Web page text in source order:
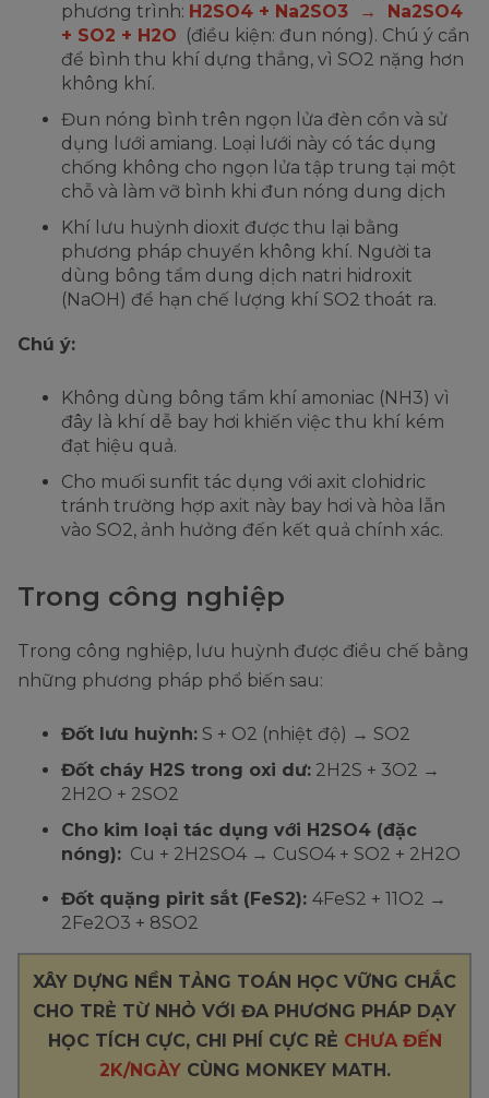
phương trình: H2SO4 + Na2SO3 → Na2SO4
+ SO2 + H2O (điều kiện: đun nóng). Chú ý cần
để bình thu khí dựng thẳng, vì SO2 nặng hơn
không khí.
Đun nóng bình trên ngọn lửa đèn cồn và sử
dụng lưới amiang. Loại lưới này có tác dụng
chống không cho ngọn lửa tập trung tại một
chỗ và làm vỡ bình khi đun nóng dung dịch
Khí lưu huỳnh dioxit được thu lại bằng
phương pháp chuyển không khí. Người ta
dùng bông tẩm dung dịch natri hidroxit
(NaOH) để hạn chế lượng khí SO2 thoát ra.
Chú ý:
Không dùng bông tẩm khí amoniac (NH3) vì
đây là khí dễ bay hơi khiến việc thu khí kém
đạt hiệu quả.
Cho muối sunfit tác dụng với axit clohidric
tránh trường hợp axit này bay hơi và hòa lẫn
vào SO2, ảnh hưởng đến kết quả chính xác.
Trong công nghiệp
Trong công nghiệp, lưu huỳnh được điều chế bằng
những phương pháp phổ biến sau:
Đốt lưu huỳnh: S + O2 (nhiệt độ) → SO2
Đốt cháy H2S trong oxi dư: 2H2S + 3O2 →
2H2O + 2SO2
Cho kim loại tác dụng với H2SO4 (đặc
nóng): Cu + 2H2SO4 → CuSO4 + SO2 + 2H2O
Đốt quặng pirit sắt (FeS2): 4FeS2 + 11O2 →
2Fe2O3 + 8SO2
XÂY DỰNG NỀN TẢNG TOÁN HỌC VỮNG CHẮC
CHO TRẺ TỪ NHỎ VỚI ĐA PHƯƠNG PHÁP DẠY
HỌC TÍCH CỰC, CHI PHÍ CỰC RẺ CHƯA ĐẾN
2K/NGÀYCÙNG MONKEY MATH.